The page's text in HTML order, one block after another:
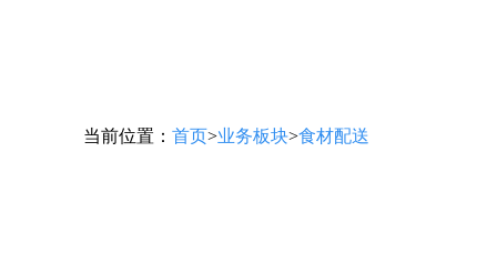
当前位置： 首页>业务板块>食材配送